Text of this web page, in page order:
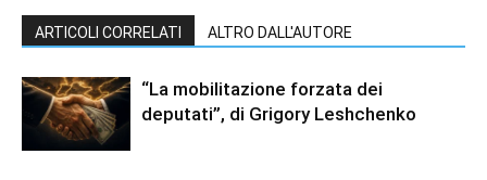
ARTICOLI CORRELATI ALTRO DALL'AUTORE
“La mobilitazione forzata dei
deputati”, di Grigory Leshchenko